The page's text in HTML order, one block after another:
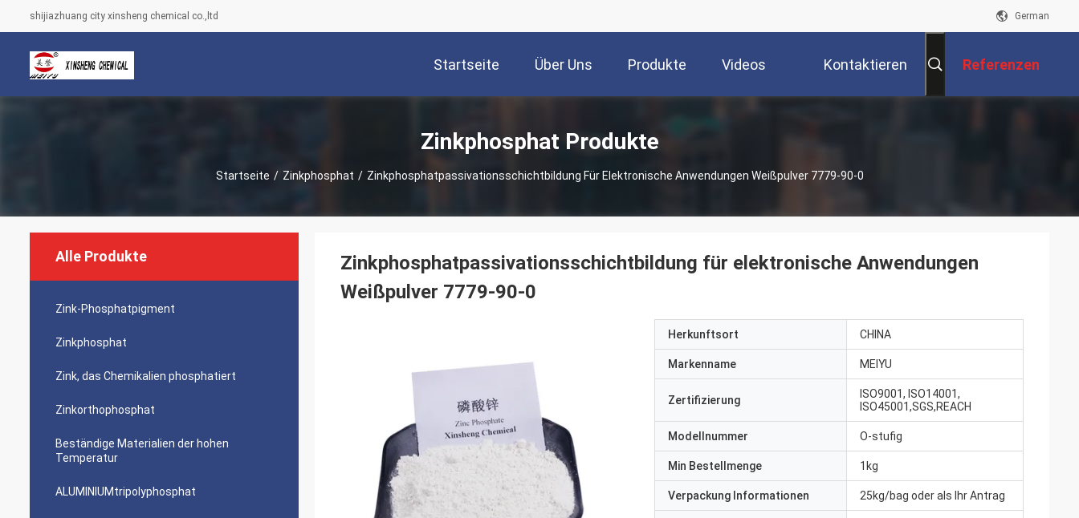
shijiazhuang city xinsheng chemical co.,ltd German
Startseite Über Uns Produkte Videos Kontaktieren Referenzen
Zinkphosphat Produkte
Startseite / Zinkphosphat / Zinkphosphatpassivationsschichtbildung Für Elektronische Anwendungen Weißpulver 7779-90-0
Alle Produkte
Zink-Phosphatpigment
Zinkphosphat
Zink, das Chemikalien phosphatiert
Zinkorthophosphat
Beständige Materialien der hohen
Temperatur
ALUMINIUMtripolyphosphat
Zinkphosphatpassivationsschichtbildung für elektronische Anwendungen
Weißpulver 7779-90-0
Herkunftsort CHINA
Markenname MEIYU
Zertifizierung
ISO9001, ISO14001,
ISO45001,SGS,REACH
Modellnummer O-stufig
Min Bestellmenge 1kg
Verpackung Informationen 25kg/bag oder als Ihr Antrag